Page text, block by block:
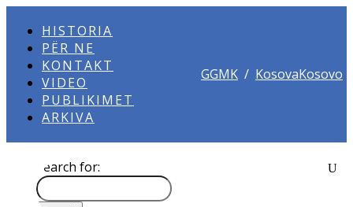
HISTORIA
PËR NE
KONTAKT
VIDEO
PUBLIKIMET
ARKIVA
GGMK / KosovaKosovo
Search for: